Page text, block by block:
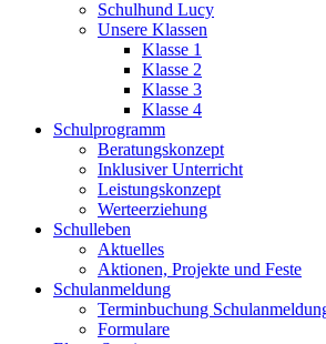
Schulhund Lucy
Unsere Klassen
Klasse 1
Klasse 2
Klasse 3
Klasse 4
Schulprogramm
Beratungskonzept
Inklusiver Unterricht
Leistungskonzept
Werteerziehung
Schulleben
Aktuelles
Aktionen, Projekte und Feste
Schulanmeldung
Terminbuchung
Formulare